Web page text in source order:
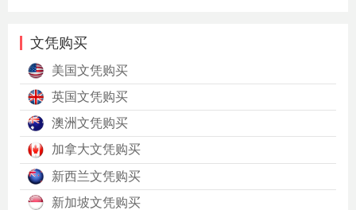
文凭购买
美国文凭购买
英国文凭购买
澳洲文凭购买
加拿大文凭购买
新西兰文凭购买
新加坡文凭购买